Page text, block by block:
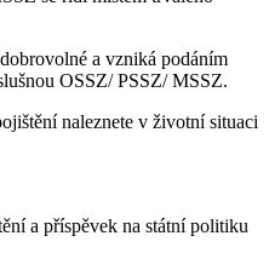
a vzniká podáním
OSSZ/ PSSZ/ MSSZ.
naleznete v životní situaci
a příspěvek na státní politiku